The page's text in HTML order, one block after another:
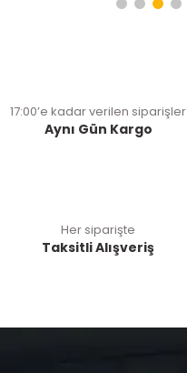
17:00’e kadar verilen siparişler
Aynı Gün Kargo
Her siparişte
Taksitli Alışveriş